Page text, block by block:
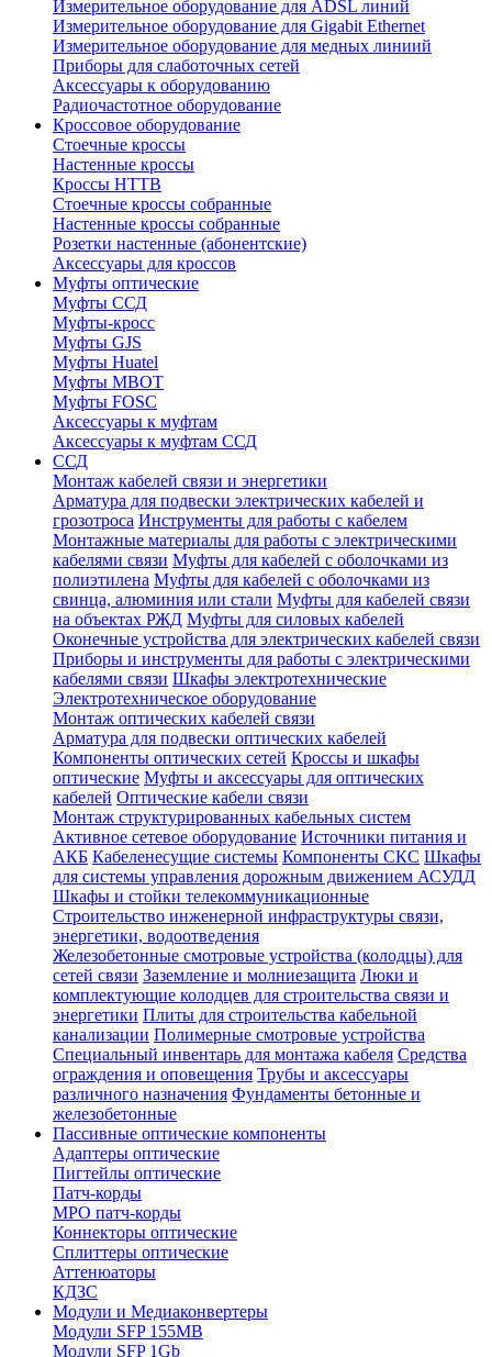
Измерительное оборудование для ADSL линий
Измерительное оборудование для Gigabit Ethernet
Измерительное оборудование для медных линиий
Приборы для слаботочных сетей
Аксессуары к оборудованию
Радиочастотное оборудование
Кроссовое оборудование
Стоечные кроссы
Настенные кроссы
Кроссы HTTB
Стоечные кроссы собранные
Настенные кроссы собранные
Розетки настенные (абонентские)
Аксессуары для кроссов
Муфты оптические
Муфты ССД
Муфты-кросс
Муфты GJS
Муфты Huatel
Муфты МВОТ
Муфты FOSC
Аксессуары к муфтам
Аксессуары к муфтам ССД
ССД
Монтаж кабелей связи и энергетики
Арматура для подвески электрических кабелей и
грозотроса Инструменты для работы с кабелем
Монтажные материалы для работы с электрическими
кабелями связи Муфты для кабелей с оболочками из
полиэтилена Муфты для кабелей с оболочками из
свинца, алюминия или стали Муфты для кабелей связи
на объектах РЖД Муфты для силовых кабелей
Оконечные устройства для электрических кабелей связи
Приборы и инструменты для работы с электрическими
кабелями связи Шкафы электротехнические
Электротехническое оборудование
Монтаж оптических кабелей связи
Арматура для подвески оптических кабелей
Компоненты оптических сетей Кроссы и шкафы
оптические Муфты и аксессуары для оптических
кабелей Оптические кабели связи
Монтаж структурированных кабельных систем
Активное сетевое оборудование Источники питания и
АКБ Кабеленесущие системы Компоненты СКС Шкафы
для системы управления дорожным движением АСУДД
Шкафы и стойки телекоммуникационные
Строительство инженерной инфраструктуры связи,
энергетики, водоотведения
Железобетонные смотровые устройства (колодцы) для
сетей связи Заземление и молниезащита Люки и
комплектующие колодцев для строительства связи и
энергетики Плиты для строительства кабельной
канализации Полимерные смотровые устройства
Специальный инвентарь для монтажа кабеля Средства
ограждения и оповещения Трубы и аксессуары
различного назначения Фундаменты бетонные и
железобетонные
Пассивные оптические компоненты
Адаптеры оптические
Пигтейлы оптические
Патч-корды
MPO патч-корды
Коннекторы оптические
Сплиттеры оптические
Аттенюаторы
КДЗС
Модули и Медиаконвертеры
Модули SFP 155MB
Модули SFP 1Gb